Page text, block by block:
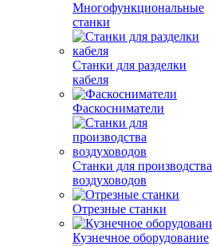
Многофункциональные
станки
Станки для разделки
кабеля
Фаскосниматели
Станки для производства
воздуховодов
Отрезные станки
Кузнечное оборудование